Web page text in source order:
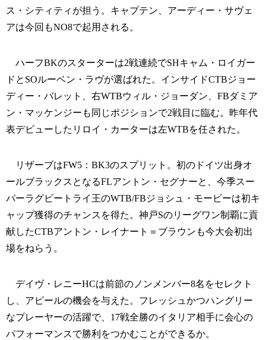
ス・シティティが担う。キャプテン、アーディー・サヴェ
アは今回もNO8で起用される。
ハーフBKのスターターは2戦連続でSHキャム・ロイガー
ドとSOルーベン・ラヴが選ばれた。インサイドCTBジョー
ディー・バレット、右WTBウィル・ジョーダン、FBダミア
ン・マッケンジーも同じポジションで2戦目に臨む。昨年代
表デビューしたリロイ・カーターは左WTBを任された。
リザーブはFW5：BK3のスプリット。初のドイツ出身オ
ールブラックスとなるFLアントン・セグナーと、今季スー
パーラグビートライ王のWTB/FBジョシュ・モービーは初キ
ャップ獲得のチャンスを得た。神戸Sのリーグワン制覇に貢
献したCTBアントン・レイナート＝ブラウンも今大会初出
場をねらう。
デイヴ・レニーHCは前節のノンメンバー8名をセレクト
し、アピールの機会を与えた。フレッシュかつハングリー
なプレーヤーの活躍で、17戦全勝のイタリア相手に会心の
パフォーマンスで勝利をつかむことができるか。